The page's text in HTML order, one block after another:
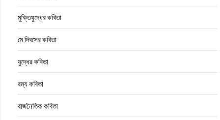
মুক্তিযুদ্ধের কবিতা
মে দিবসের কবিতা
যুদ্ধের কবিতা
রম্য কবিতা
রাজনৈতিক কবিতা